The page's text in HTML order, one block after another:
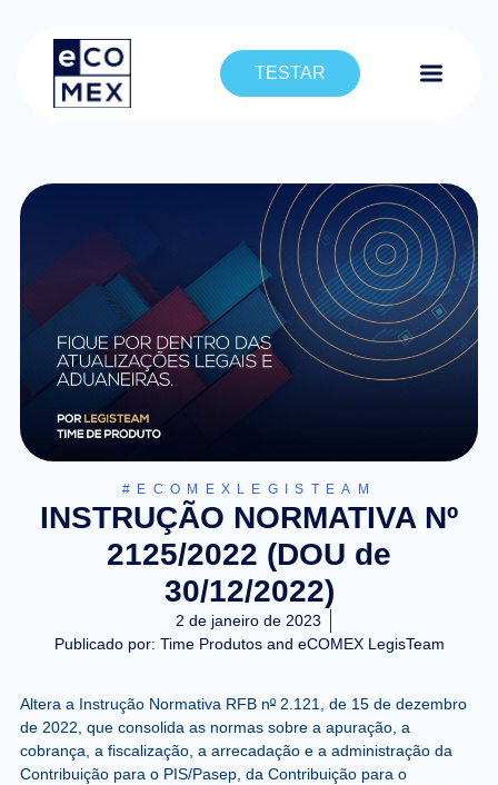
TESTAR
#ECOMEXLEGISTEAM
INSTRUÇÃO NORMATIVA Nº
2125/2022 (DOU de
30/12/2022)
2 de janeiro de 2023
Publicado por: Time Produtos and eCOMEX LegisTeam
Altera a Instrução Normativa RFB nº2.121, de 15 de dezembro
de 2022, que consolida as normas sobre a apuração, a
cobrança, a fiscalização, a arrecadação e a administração da
Contribuição para o PIS/Pasep, da Contribuição para o